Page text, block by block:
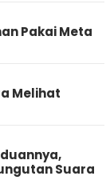
Pakai Meta
Melihat
Suara